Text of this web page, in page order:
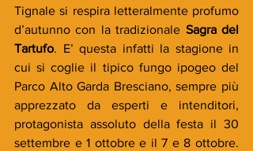
Tignale si respira letteralmente profumo
d’autunno con la tradizionale Sagra del
Tartufo. E’ questa infatti la stagione in
cui si coglie il tipico fungo ipogeo del
Parco Alto Garda Bresciano, sempre più
apprezzato da esperti e intenditori,
protagonista assoluto della festa il 30
settembre e 1 ottobre e il 7 e 8 ottobre.